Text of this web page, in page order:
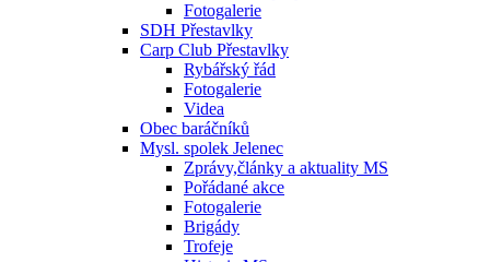
Fotogalerie
SDH Přestavlky
Carp Club Přestavlky
Rybářský řád
Fotogalerie
Videa
Obec baráčníků
Mysl. spolek Jelenec
Zprávy,články a aktuality MS
Pořádané akce
Fotogalerie
Brigády
Trofeje